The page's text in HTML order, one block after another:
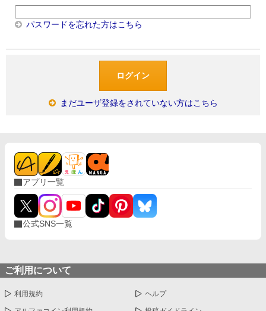
パスワードを忘れた方はこちら
まだユーザ登録をされていない方はこちら
アプリ一覧
公式SNS一覧
ご利用について
利用規約 ヘルプ